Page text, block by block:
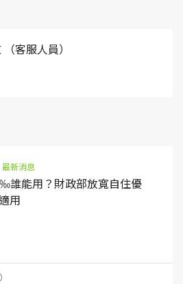
客服人員）
最新消息
誰能用？財政部放寬自住優
用